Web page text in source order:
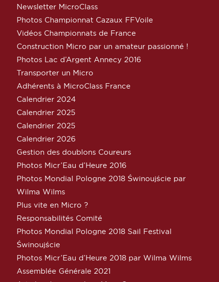
Newsletter MicroClass
Photos Championnat Cazaux FFVoile
Vidéos Championnats de France
Construction Micro par un amateur passionné !
Photos Lac d’Argent Annecy 2016
Transporter un Micro
Adhérents à MicroClass France
Calendrier 2024
Calendrier 2025
Calendrier 2025
Calendrier 2026
Gestion des doublons Coureurs
Photos Micr’Eau d’Heure 2016
Photos Mondial Pologne 2018 Świnoujście par
Wilma Wilms
Plus vite en Micro ?
Responsabilités Comité
Photos Mondial Pologne 2018 Sail Festival
Świnoujście
Photos Micr’Eau d’Heure 2018 par Wilma Wilms
Assemblée Générale 2021